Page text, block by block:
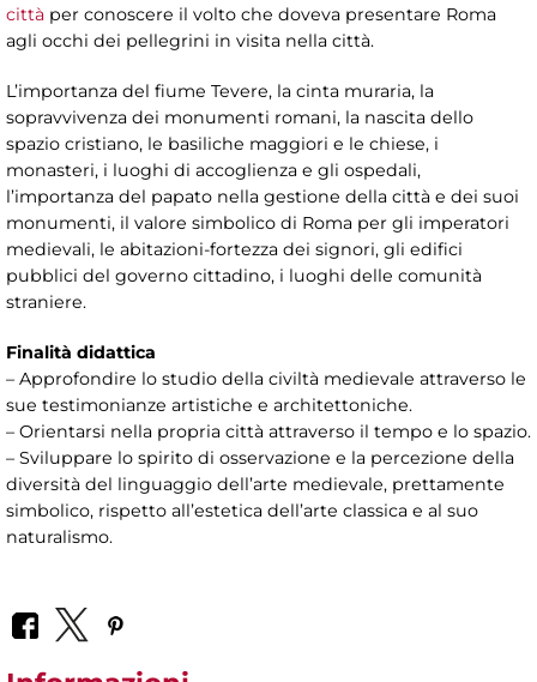
città per conoscere il volto che doveva presentare Roma
agli occhi dei pellegrini in visita nella città.
L’importanza del fiume Tevere, la cinta muraria, la
sopravvivenza dei monumenti romani, la nascita dello
spazio cristiano, le basiliche maggiori e le chiese, i
monasteri, i luoghi di accoglienza e gli ospedali,
l’importanza del papato nella gestione della città e dei suoi
monumenti, il valore simbolico di Roma per gli imperatori
medievali, le abitazioni-fortezza dei signori, gli edifici
pubblici del governo cittadino, i luoghi delle comunità
straniere.
Finalità didattica
– Approfondire lo studio della civiltà medievale attraverso le
sue testimonianze artistiche e architettoniche.
– Orientarsi nella propria città attraverso il tempo e lo spazio.
– Sviluppare lo spirito di osservazione e la percezione della
diversità del linguaggio dell’arte medievale, prettamente
simbolico, rispetto all’estetica dell’arte classica e al suo
naturalismo.